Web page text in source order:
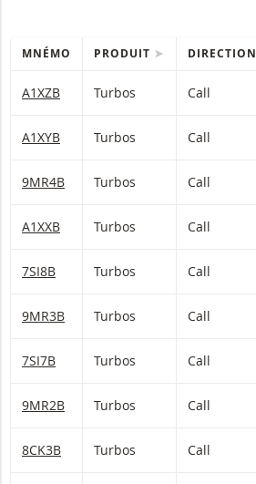
MNÉMO PRODUIT DIRECTION
A1XZB Turbos Call
A1XYB Turbos Call
9MR4B Turbos Call
A1XXB Turbos Call
7SI8B Turbos Call
9MR3B Turbos Call
7SI7B Turbos Call
9MR2B Turbos Call
8CK3B Turbos Call